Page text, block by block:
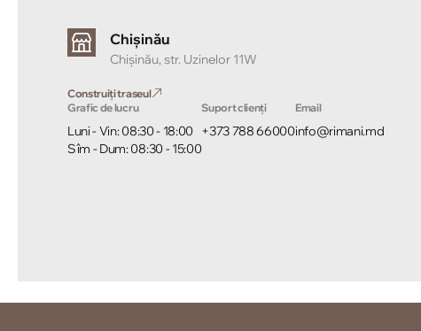
Chișinău
Chișinău, str. Uzinelor 11W
Construiți traseul
Grafic de lucru
Luni - Vin: 08:30 - 18:00
Sîm - Dum: 08:30 - 15:00
Suport clienți
+373 788 66000
Email
info@rimani.md